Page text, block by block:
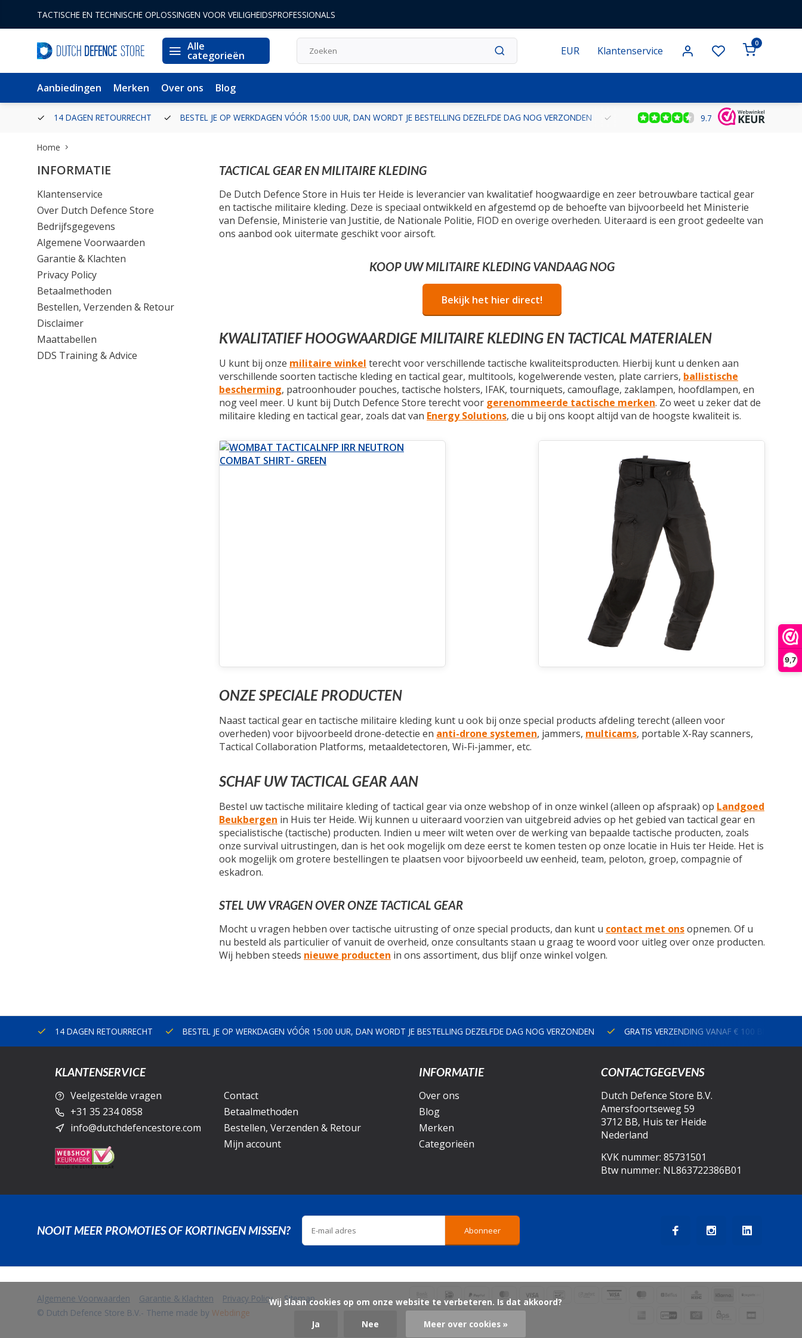
9,7
TACTISCHE EN TECHNISCHE OPLOSSINGEN VOOR VEILIGHEIDSPROFESSIONALS
Alle
categorieën EUR Klantenservice
0
Aanbiedingen Merken Over ons Blog
14 DAGEN RETOURRECHT BESTEL JE OP WERKDAGEN VÓÓR 15:00 UUR, DAN WORDT JE BESTELLING DEZELFDE DAG NOG VERZONDEN GRATIS VERZENDING VANAF € 100 BINNEN
9.7
Home
INFORMATIE
Klantenservice
Over Dutch Defence Store
Bedrijfsgegevens
Algemene Voorwaarden
Garantie & Klachten
Privacy Policy
Betaalmethoden
Bestellen, Verzenden & Retour
Disclaimer
Maattabellen
DDS Training & Advice
TACTICAL GEAR EN MILITAIRE KLEDING
De Dutch Defence Store in Huis ter Heide is leverancier van kwalitatief hoogwaardige en zeer betrouwbare tactical gear
en tactische militaire kleding. Deze is speciaal ontwikkeld en afgestemd op de behoefte van bijvoorbeeld het Ministerie
van Defensie, Ministerie van Justitie, de Nationale Politie, FIOD en overige overheden. Uiteraard is een groot gedeelte van
ons aanbod ook uitermate geschikt voor airsoft.
KOOP UW MILITAIRE KLEDING VANDAAG NOG
Bekijk het hier direct!
KWALITATIEF HOOGWAARDIGE MILITAIRE KLEDING EN TACTICAL MATERIALEN
U kunt bij onze militaire winkel terecht voor verschillende tactische kwaliteitsproducten. Hierbij kunt u denken aan
verschillende soorten tactische kleding en tactical gear, multitools, kogelwerende vesten, plate carriers, ballistische
bescherming, patroonhouder pouches, tactische holsters, IFAK, tourniquets, camouflage, zaklampen, hoofdlampen, en
nog veel meer. U kunt bij Dutch Defence Store terecht voor gerenommeerde tactische merken. Zo weet u zeker dat de
militaire kleding en tactical gear, zoals dat van Energy Solutions, die u bij ons koopt altijd van de hoogste kwaliteit is.
ONZE SPECIALE PRODUCTEN
Naast tactical gear en tactische militaire kleding kunt u ook bij onze special products afdeling terecht (alleen voor
overheden) voor bijvoorbeeld drone-detectie en anti-drone systemen, jammers, multicams, portable X-Ray scanners,
Tactical Collaboration Platforms, metaaldetectoren, Wi-Fi-jammer, etc.
SCHAF UW TACTICAL GEAR AAN
Bestel uw tactische militaire kleding of tactical gear via onze webshop of in onze winkel (alleen op afspraak) op Landgoed
Beukbergen in Huis ter Heide. Wij kunnen u uiteraard voorzien van uitgebreid advies op het gebied van tactical gear en
specialistische (tactische) producten. Indien u meer wilt weten over de werking van bepaalde tactische producten, zoals
onze survival uitrustingen, dan is het ook mogelijk om deze eerst te komen testen op onze locatie in Huis ter Heide. Het is
ook mogelijk om grotere bestellingen te plaatsen voor bijvoorbeeld uw eenheid, team, peloton, groep, compagnie of
eskadron.
STEL UW VRAGEN OVER ONZE TACTICAL GEAR
Mocht u vragen hebben over tactische uitrusting of onze special products, dan kunt u contact met onsopnemen. Of u
nu besteld als particulier of vanuit de overheid, onze consultants staan u graag te woord voor uitleg over onze producten.
Wij hebben steeds nieuwe producten in ons assortiment, dus blijf onze winkel volgen.
14 DAGEN RETOURRECHT BESTEL JE OP WERKDAGEN VÓÓR 15:00 UUR, DAN WORDT JE BESTELLING DEZELFDE DAG NOG VERZONDEN GRATIS VERZENDING VANAF € 100 BINNEN
KLANTENSERVICE
Veelgestelde vragen
+31 35 234 0858
info@dutchdefencestore.com
Contact
Betaalmethoden
Bestellen, Verzenden & Retour
Mijn account
INFORMATIE
Over ons
Blog
Merken
Categorieën
CONTACTGEGEVENS
Dutch Defence Store B.V.
Amersfoortseweg 59
3712 BB, Huis ter Heide
Nederland
KVK nummer: 85731501
Btw nummer: NL863722386B01
NOOIT MEER PROMOTIES OF KORTINGEN MISSEN? Abonneer
Algemene Voorwaarden Garantie & Klachten Privacy Policy
Sitemap
© Dutch Defence Store B.V.- Theme made by Webdinge
            Wij slaan cookies op om onze website te verbeteren. Is dat akkoord?
Ja
Nee Meer over cookies »